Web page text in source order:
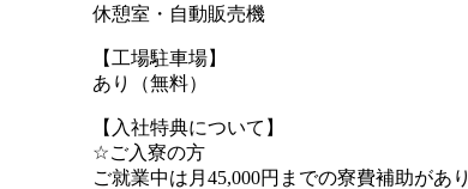
休憩室・自動販売機
【工場駐車場】
あり（無料）
【入社特典について】
☆ご入寮の方
ご就業中は月45,000円までの寮費補助があり